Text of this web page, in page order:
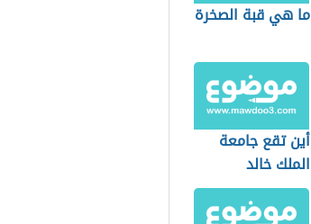
ما هي قبة الصخرة
أين تقع جامعة
الملك خالد